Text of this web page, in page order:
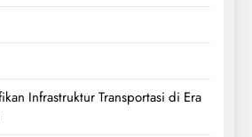
Infrastruktur Transportasi di Era